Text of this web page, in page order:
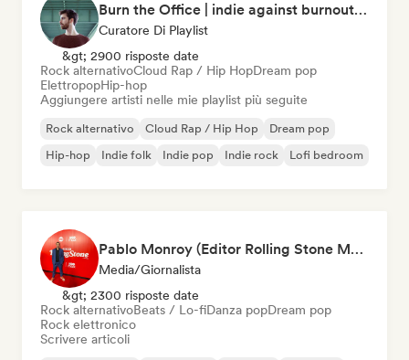
Burn the Office | indie against burnout (by Music Minds)
Curatore Di Playlist
&gt; 2900 risposte date
Rock alternativoCloud Rap / Hip HopDream pop
ElettropopHip-hop
Aggiungere artisti nelle mie playlist più seguite
Rock alternativo Cloud Rap / Hip Hop
Dream pop
Hip-hop
Indie folk Indie pop Indie rock Lofi bedroom
Pablo Monroy (Editor Rolling Stone México)
Media/Giornalista
&gt; 2300 risposte date
Rock alternativoBeats / Lo-fiDanza popDream pop
Rock elettronico
Scrivere articoli